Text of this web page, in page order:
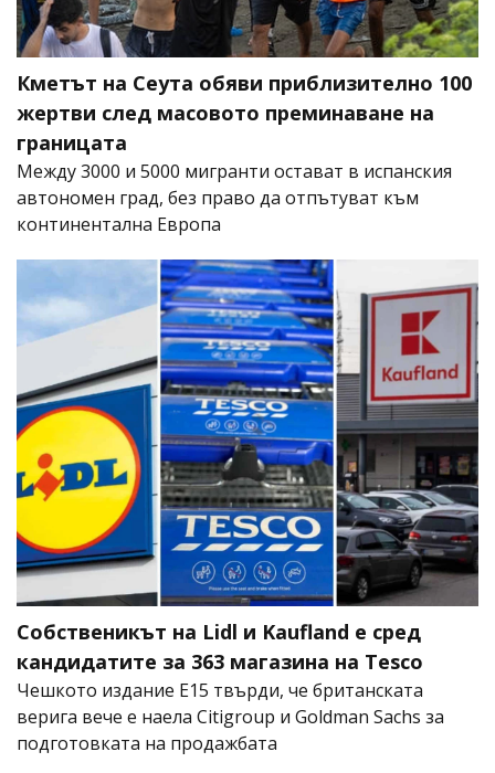
Кметът на Сеута обяви приблизително 100
жертви след масовото преминаване на
границата
Между 3000 и 5000 мигранти остават в испанския
автономен град, без право да отпътуват към
континентална Европа
Собственикът на Lidl и Kaufland е сред
кандидатите за 363 магазина на Tesco
Чешкото издание E15 твърди, че британската
верига вече е наела Citigroup и Goldman Sachs за
подготовката на продажбата